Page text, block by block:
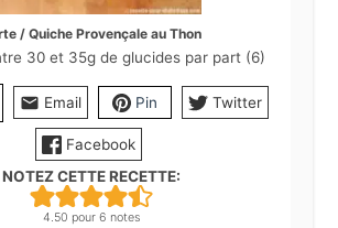
/ Quiche Provençale au Thon
30 et 35g de glucides par part (6)
Email Pin Twitter
Facebook
NOTEZ CETTE RECETTE:
4.50 pour 6 notes